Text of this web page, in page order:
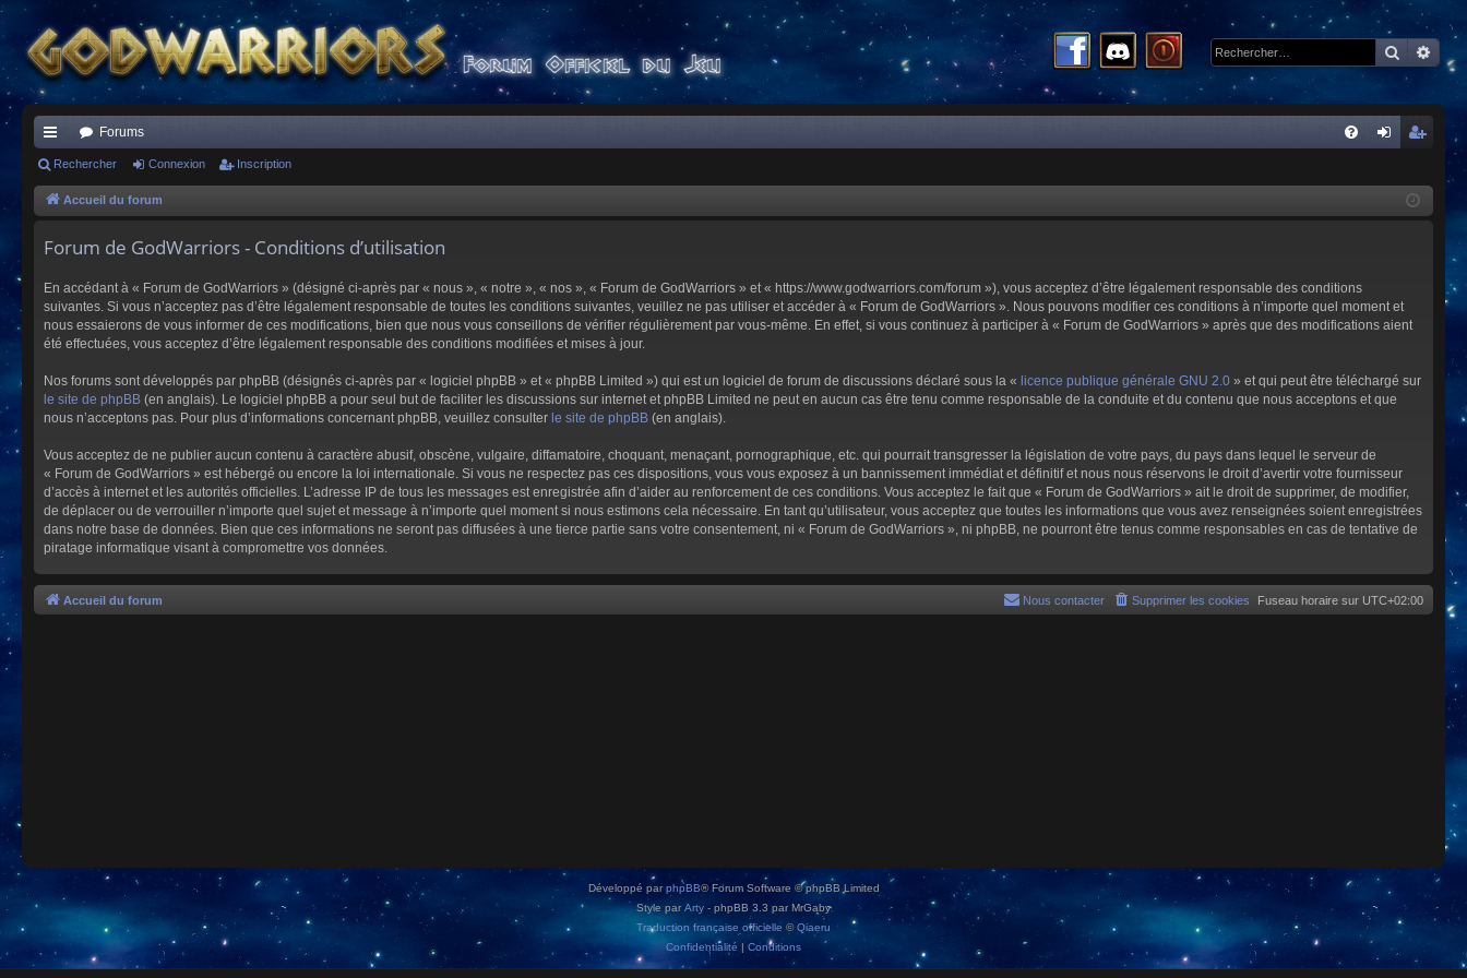
ac
co
s
Forums
cri
Rechercher Connexion Inscription
Accueil du forum
Forum de GodWarriors - Conditions d’utilisation
En accédant à « Forum de GodWarriors » (désigné ci-après par « nous », « notre », « nos », « Forum de GodWarriors » et « https://www.godwarriors.com/forum »), vous acceptez d’être légalement responsable des conditions
suivantes. Si vous n’acceptez pas d’être légalement responsable de toutes les conditions suivantes, veuillez ne pas utiliser et accéder à « Forum de GodWarriors ». Nous pouvons modifier ces conditions à n’importe quel moment et
nous essaierons de vous informer de ces modifications, bien que nous vous conseillons de vérifier régulièrement par vous-même. En effet, si vous continuez à participer à « Forum de GodWarriors » après que des modifications aient
été effectuées, vous acceptez d’être légalement responsable des conditions modifiées et mises à jour.
Nos forums sont développés par phpBB (désignés ci-après par « logiciel phpBB » et « phpBB Limited ») qui est un logiciel de forum de discussions déclaré sous la « licence publique générale GNU 2.0 » et qui peut être téléchargé sur
le site de phpBB (en anglais). Le logiciel phpBB a pour seul but de faciliter les discussions sur internet et phpBB Limited ne peut en aucun cas être tenu comme responsable de la conduite et du contenu que nous acceptons et que
nous n’acceptons pas. Pour plus d’informations concernant phpBB, veuillez consulter le site de phpBB (en anglais).
Vous acceptez de ne publier aucun contenu à caractère abusif, obscène, vulgaire, diffamatoire, choquant, menaçant, pornographique, etc. qui pourrait transgresser la législation de votre pays, du pays dans lequel le serveur de
« Forum de GodWarriors » est hébergé ou encore la loi internationale. Si vous ne respectez pas ces dispositions, vous vous exposez à un bannissement immédiat et définitif et nous nous réservons le droit d’avertir votre fournisseur
d’accès à internet et les autorités officielles. L’adresse IP de tous les messages est enregistrée afin d’aider au renforcement de ces conditions. Vous acceptez le fait que « Forum de GodWarriors » ait le droit de supprimer, de modifier,
de déplacer ou de verrouiller n’importe quel sujet et message à n’importe quel moment si nous estimons cela nécessaire. En tant qu’utilisateur, vous acceptez que toutes les informations que vous avez renseignées soient enregistrées
dans notre base de données. Bien que ces informations ne seront pas diffusées à une tierce partie sans votre consentement, ni « Forum de GodWarriors », ni phpBB, ne pourront être tenus comme responsables en cas de tentative de
piratage informatique visant à compromettre vos données.
Accueil du forum Fuseau horaire sur UTC+02:00
Supprimer les cookies
Nous contacter
Développé parphpBB® Forum Software © phpBB Limited
Style par Arty - phpBB 3.3 par MrGaby
Traduction française officielle ©Qiaeru
Confidentialité | Conditions